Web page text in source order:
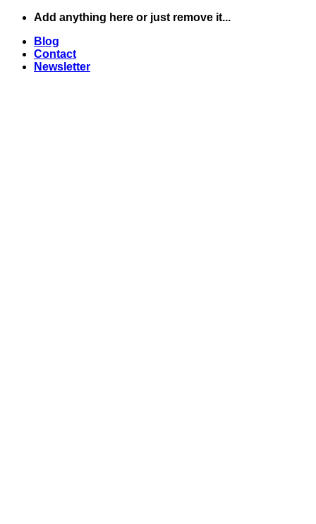
Skip
content
Add anything here or just remove it...
Blog
Contact
Newsletter